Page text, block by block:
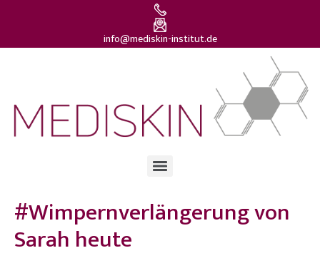
info@mediskin-institut.de
#Wimpernverlängerung von
Sarah heute